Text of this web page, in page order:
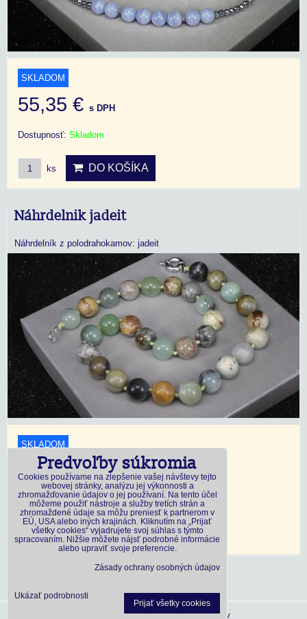
SKLADOM
55,35 € s DPH
Dostupnosť: Skladom
ks DO KOŠÍKA
Náhrdelnik jadeit
Náhrdelník z polodrahokamov: jadeit
SKLADOM
18,45 €s DPH
Dostupnosť:Skladom
ks DO KOŠÍKA
Zásady ochrany osobných údajov
Predvoľby súkromia
Cookies používame na zlepšenie vašej návštevy tejto
webovej stránky, analýzu jej výkonnosti a
zhromažďovanie údajov o jej používaní. Na tento účel
môžeme použiť nástroje a služby tretích strán a
zhromaždené údaje sa môžu preniesť k partnerom v
EÚ, USA alebo iných krajinách. Kliknutím na „Prijať
všetky cookies“ vyjadrujete svoj súhlas s týmto
spracovaním. Nižšie môžete nájsť podrobné informácie
alebo upraviť svoje preferencie.
Zásady ochrany osobných údajov
Ukázať podrobnosti
Prijať všetky cookies